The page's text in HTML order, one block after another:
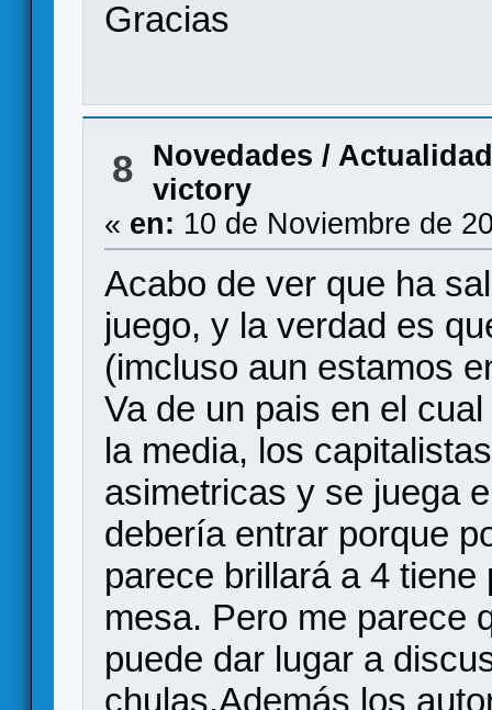
Gracias
8
Novedades / Actualidad
victory
« en: 10 de Noviembre de
Acabo de ver que ha
juego, y la verdad es
(imcluso aun estamos
Va de un pais en el
la media, los
asimetricas y se juega
debería entrar porque
parece brillará a 4
mesa. Pero me parece
puede dar lugar a
chulas.Además los